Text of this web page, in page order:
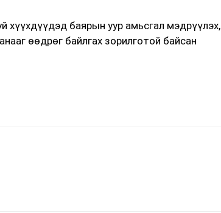
хүүхдүүдэд баярын уур амьсгал мэдрүүлэх,
өөдрөг байлгах зорилготой байсан